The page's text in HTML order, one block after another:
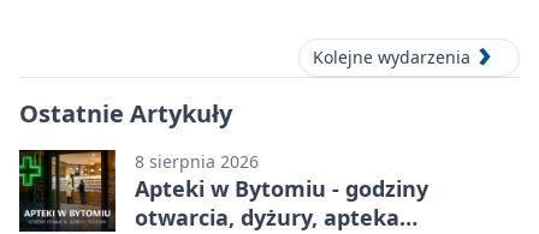
Kolejne wydarzenia
Ostatnie Artykuły
8 sierpnia 2026
Apteki w Bytomiu - godziny
otwarcia, dyżury, apteka